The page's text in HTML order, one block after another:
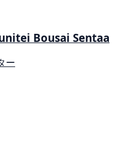
Bousai Sentaa
ー